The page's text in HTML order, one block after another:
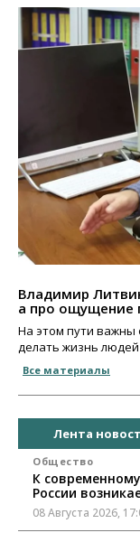
Владимир
а про ощущение
На этом пути важны
делать жизнь
Все материалы
Лента
Общество
К
России
08 Августа 2026,